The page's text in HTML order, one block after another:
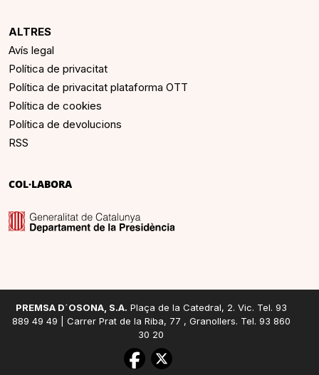
ALTRES
Avís legal
Política de privacitat
Política de privacitat plataforma OTT
Política de cookies
Política de devolucions
RSS
COL·LABORA
PREMSA D´OSONA, S.A. Plaça de la Catedral, 2. Vic. Tel. 93
889 49 49 | Carrer Prat de la Riba, 77 , Granollers. Tel. 93 860
30 20